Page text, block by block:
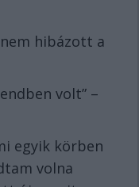
hibázott a
volt” –
egyik körben
volna